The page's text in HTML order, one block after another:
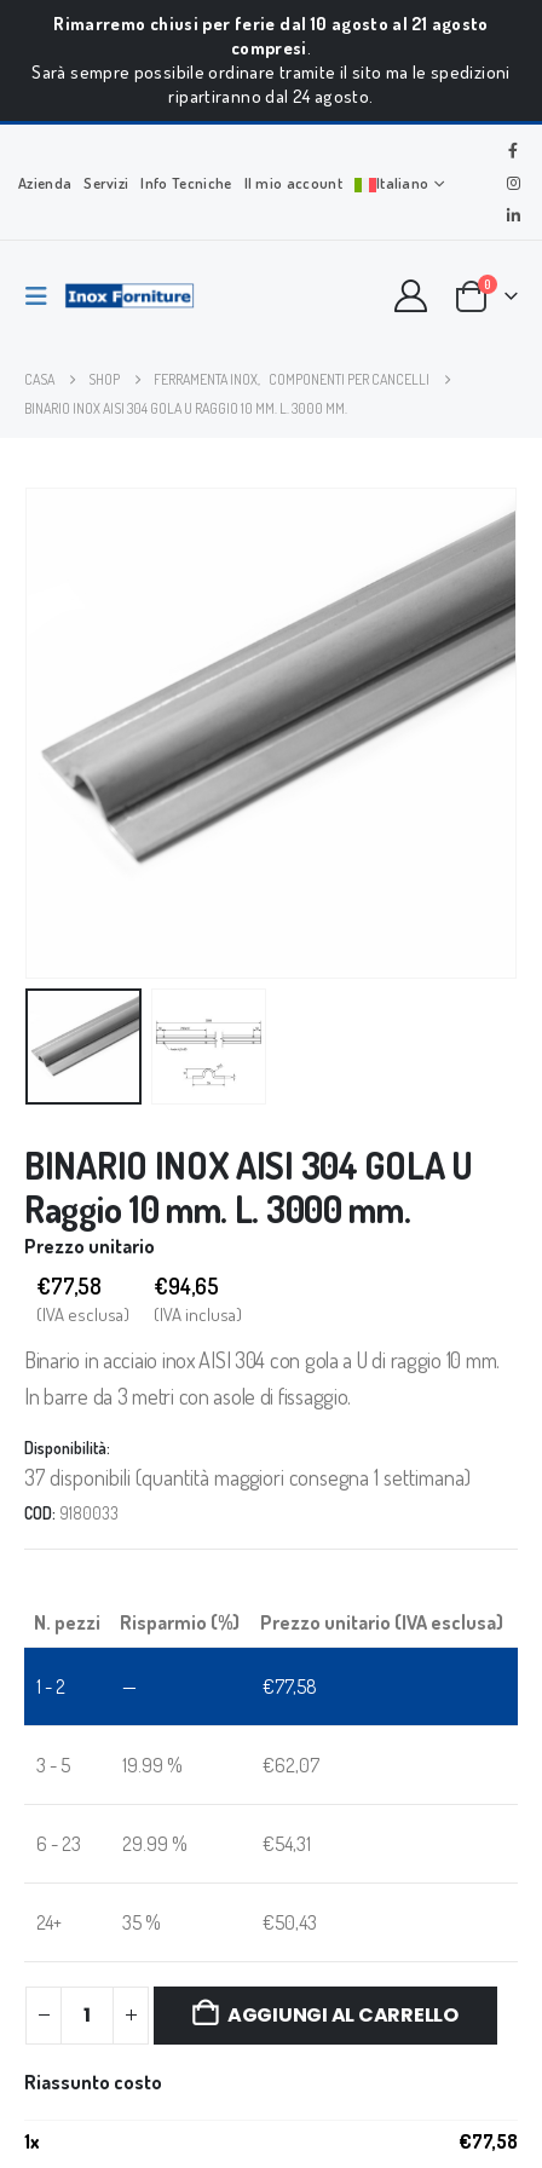
Rimarremo chiusi per ferie dal 10 agosto al 21 agosto
compresi.
Sarà sempre possibile ordinare tramite il sito ma le spedizioni
ripartiranno dal 24 agosto.
Azienda Servizi Info Tecniche Il mio account Italiano
0
CASA SHOP FERRAMENTA INOX, COMPONENTI PER CANCELLI
BINARIO INOX AISI 304 GOLA U RAGGIO 10 MM. L. 3000 MM.
BINARIO INOX AISI 304 GOLA U
Raggio 10 mm. L. 3000 mm.
Prezzo unitario
€77,58
(IVA esclusa)
€94,65
(IVA inclusa)
Binario in acciaio inox AISI 304 con gola a U di raggio 10 mm.
In barre da 3 metri con asole di fissaggio.
Disponibilità:
37 disponibili (quantità maggiori consegna 1 settimana)
COD: 9180033
N. pezzi Risparmio (%) Prezzo unitario (IVA esclusa)
1 - 2 — €77,58
3 - 5 19.99 % €62,07
6 - 23 29.99 % €54,31
24+ 35 % €50,43
AGGIUNGI AL CARRELLO
Riassunto costo
1x €77,58